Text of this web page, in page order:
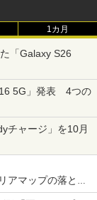
1カ月
「Galaxy S26
5G」発表 4つの
チャージ」を10月
アマップの落とし